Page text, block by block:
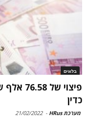
בלוגים
פיצוי
כדין
מערכת HRus -
21/02/2022